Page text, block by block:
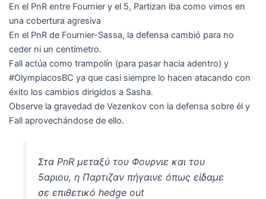
En el PnR entre Fournier y el 5, Partizan iba como vimos en
una cobertura agresiva
En el PnR de Fournier-Sassa, la defensa cambió para no
ceder ni un centímetro.
Fall actúa como trampolín (para pasar hacia adentro) y
#OlympiacosBC ya que casi siempre lo hacen atacando con
éxito los cambios dirigidos a Sasha.
Observe la gravedad de Vezenkov con la defensa sobre él y
Fall aprovechándose de ello.
Στα PnR μεταξύ του Φουρνιε και του
5αριου, η Παρτιζαν πήγαινε όπως είδαμε
σε επιθετικό hedge out